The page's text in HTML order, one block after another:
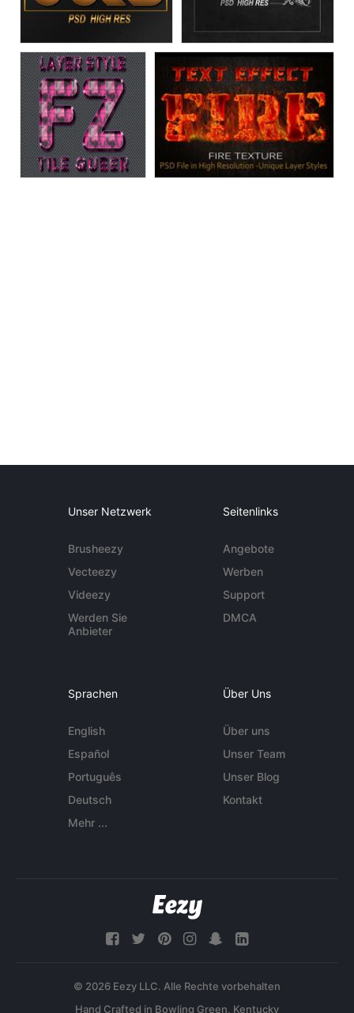
Unser Netzwerk
Brusheezy
Vecteezy
Videezy
Werden Sie
Anbieter
Seitenlinks
Angebote
Werben
Support
DMCA
Sprachen
English
Español
Português
Deutsch
Mehr ...
Über Uns
Über uns
Unser Team
Unser Blog
Kontakt
© 2026 Eezy LLC. Alle Rechte vorbehalten